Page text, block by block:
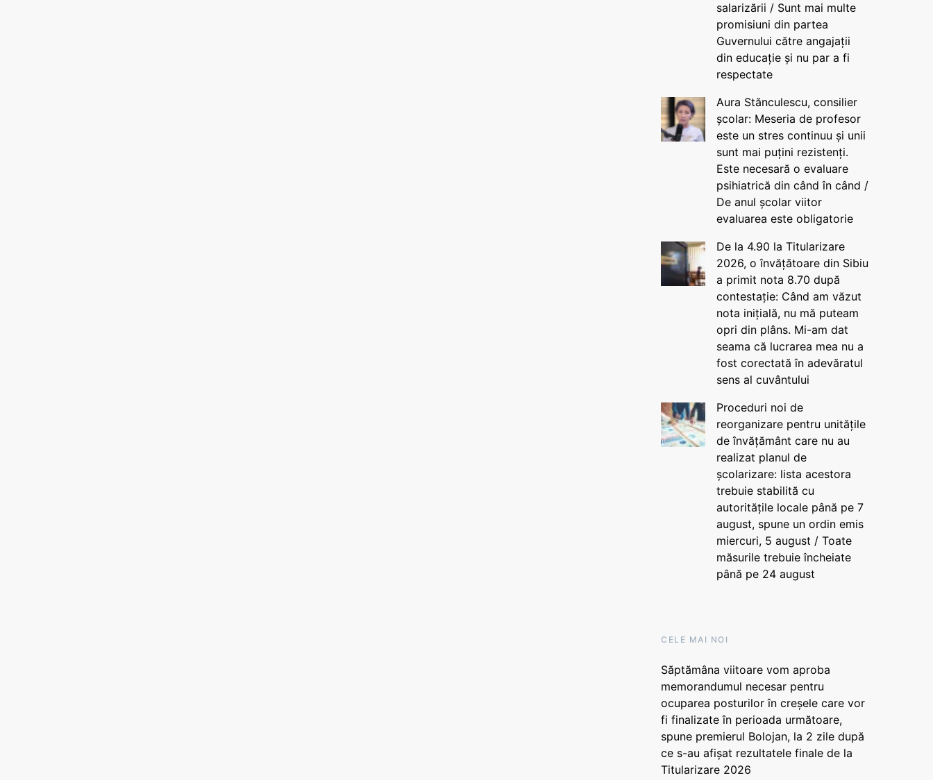
salarizării / Sunt mai multe
promisiuni din partea
Guvernului către angajații
din educație și nu par a fi
respectate
Aura Stănculescu, consilier
școlar: Meseria de profesor
este un stres continuu și unii
sunt mai puțini rezistenți.
Este necesară o evaluare
psihiatrică din când în când /
De anul școlar viitor
evaluarea este obligatorie
De la 4.90 la Titularizare
2026, o învățătoare din Sibiu
a primit nota 8.70 după
contestație: Când am văzut
nota inițială, nu mă puteam
opri din plâns. Mi-am dat
seama că lucrarea mea nu a
fost corectată în adevăratul
sens al cuvântului
Proceduri noi de
reorganizare pentru unitățile
de învățământ care nu au
realizat planul de
școlarizare: lista acestora
trebuie stabilită cu
autoritățile locale până pe 7
august, spune un ordin emis
miercuri, 5 august / Toate
măsurile trebuie încheiate
până pe 24 august
CELE MAI NOI
Săptămâna viitoare vom aproba
memorandumul necesar pentru
ocuparea posturilor în creșele care vor
fi finalizate în perioada următoare,
spune premierul Bolojan, la 2 zile după
ce s-au afișat rezultatele finale de la
Titularizare 2026